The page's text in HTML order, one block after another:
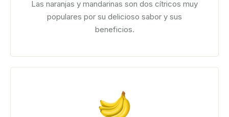
Las naranjas y mandarinas son dos cítricos muy
populares por su delicioso sabor y sus
beneficios.